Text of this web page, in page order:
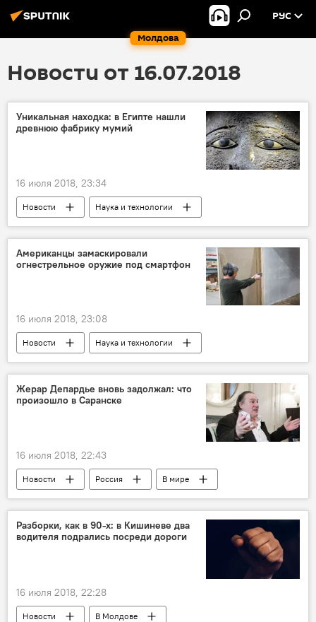
Молдова
РУС
Новости от 16.07.2018
Уникальная находка: в Египте нашли
древнюю фабрику мумий
16 июля 2018, 23:34
Новости
Наука и технологии
В мире
Египет
Каир
мумии
Американцы замаскировали
огнестрельное оружие под смартфон
16 июля 2018, 23:08
Новости
Наука и технологии
В мире
США
оружие
пистолет
огнестрельное оружие
смартфон
Жерар Депардье вновь задолжал: что
произошло в Саранске
16 июля 2018, 22:43
Новости Россия
В мире
Россия
Франция
Саранск
налоги
долги актер
Разборки, как в 90-х: в Кишиневе два
водителя подрались посреди дороги
16 июля 2018, 22:28
Новости
В Молдове